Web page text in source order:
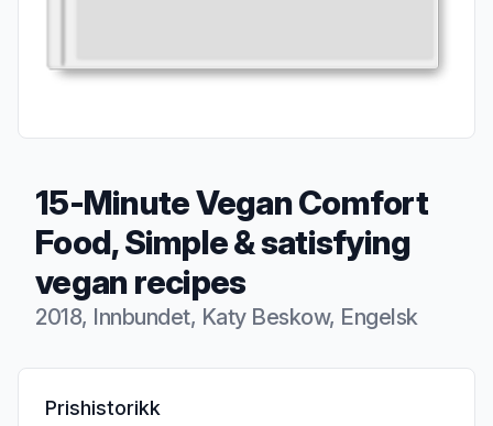
15-Minute Vegan Comfort
Food, Simple & satisfying
vegan recipes
2018, Innbundet, Katy Beskow, Engelsk
Produktbeskrivelse
Prishistorikk